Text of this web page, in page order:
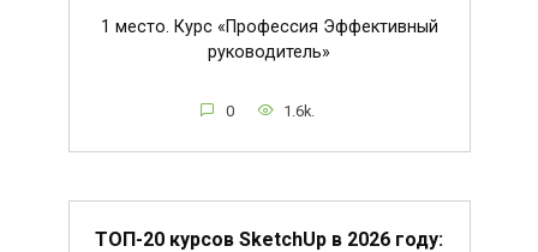
1 место. Курс «Профессия Эффективный
руководитель»
0 1.6k.
ТОП-20 курсов SketchUp в 2026 году: